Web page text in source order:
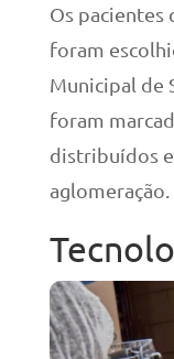
Os
foram
Municipal de
foram
distribuídos
aglomeração.